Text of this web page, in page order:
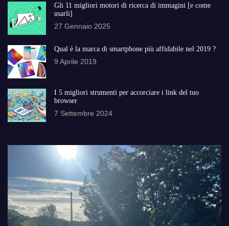
Gli 11 migliori motori di ricerca di immagini [e come
usarli]
27 Gennaio 2025
Qual è la marca di smartphone più affidabile nel 2019 ?
9 Aprile 2019
I 5 migliori strumenti per accorciare i link del tuo
browser
7 Settembre 2024